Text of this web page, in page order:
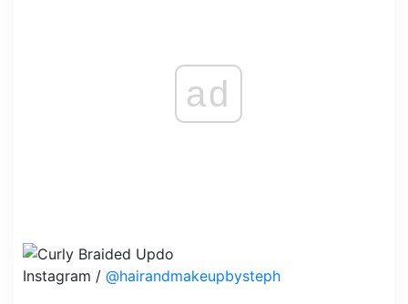
ad
Instagram / @hairandmakeupbysteph